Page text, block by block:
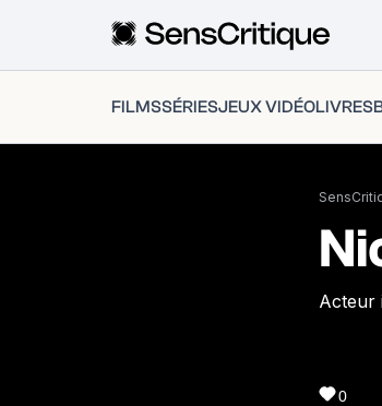
FILMSSÉRIESJEUX VIDÉOLIVRES
Acteur
0